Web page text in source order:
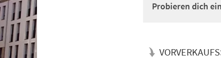
Probieren dich